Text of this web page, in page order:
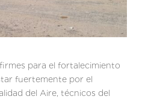
para el fortalecimiento
fuertemente por el
del Aire, técnicos del